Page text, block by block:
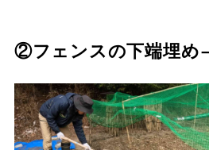
②フェンスの下端埋め